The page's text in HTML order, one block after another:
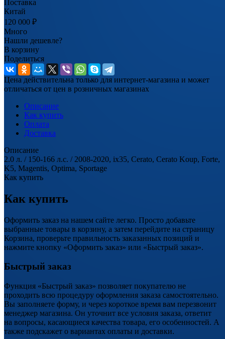
Поставка
Китай
120 000 ₽
Много
Нашли дешевле?
В корзину
Поделиться
Цена действительна только для интернет-магазина и может
отличаться от цен в розничных магазинах
Описание
Как купить
Оплата
Доставка
Описание
2.0 л. / 150-166 л.с. / 2008-2020, ix35, Cerato, Cerato Koup, Forte,
K5, Magentis, Optima, Sportage
Как купить
Как купить
Оформить заказ на нашем сайте легко. Просто добавьте
выбранные товары в корзину, а затем перейдите на страницу
Корзина, проверьте правильность заказанных позиций и
нажмите кнопку «Оформить заказ» или «Быстрый заказ».
Быстрый заказ
Функция «Быстрый заказ» позволяет покупателю не
проходить всю процедуру оформления заказа самостоятельно.
Вы заполняете форму, и через короткое время вам перезвонит
менеджер магазина. Он уточнит все условия заказа, ответит
на вопросы, касающиеся качества товара, его особенностей. А
также подскажет о вариантах оплаты и доставки.